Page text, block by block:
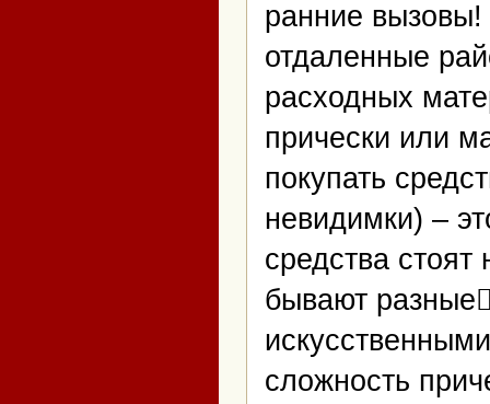
ранние вызовы!
отдаленные
расходных
прически или
покупать
невидимки) –
средства
бывают
сложность